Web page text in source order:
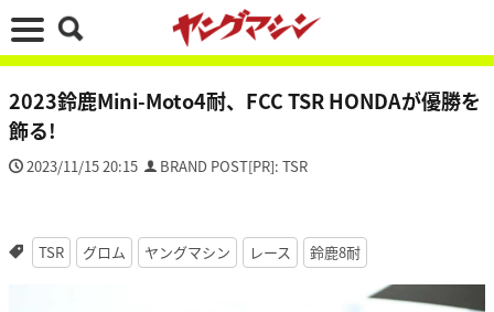
2023鈴鹿Mini-Moto4耐、FCC TSR HONDAが優勝を
飾る!
2023/11/15 20:15 BRAND POST[PR]: TSR
TSR グロム ヤングマシン レース 鈴鹿8耐